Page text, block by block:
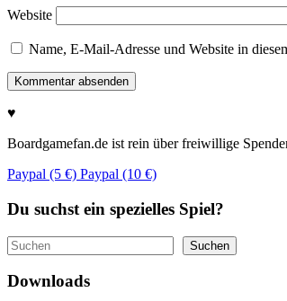
Website
Name, E-Mail-Adresse und Website in
♥
Boardgamefan.de ist rein über freiwillige
Paypal (5 €) Paypal (10 €)
Du suchst ein spezielles Spiel?
Suchen Suchen
Downloads